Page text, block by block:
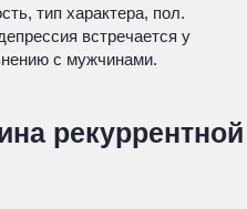
тип характера, пол.
встречается у
с мужчинами.
рекуррентной